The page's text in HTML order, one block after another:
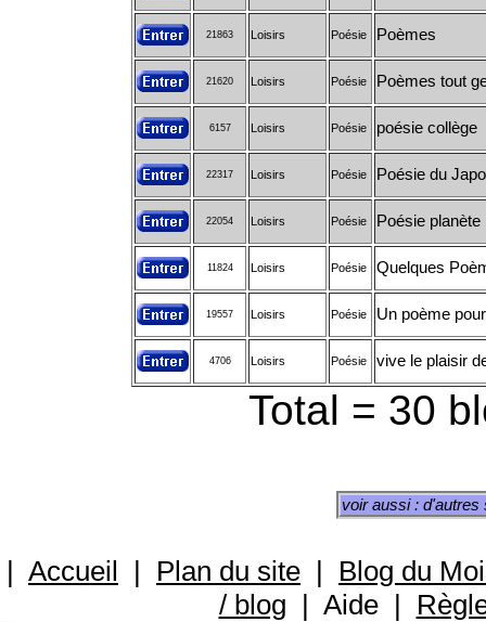
21863 Loisirs Poésie Poèmes
21620 Loisirs Poésie Poèmes tout
6157 Loisirs Poésie poésie collège
22317 Loisirs Poésie Poésie du
22054 Loisirs Poésie Poésie planète
11824 Loisirs Poésie Quelques
19557 Loisirs Poésie Un poème
4706 Loisirs Poésie vive le plaisir
Total = 30
voir aussi :
| Accueil | Plan du site | Blog du
/ blog | Aide|